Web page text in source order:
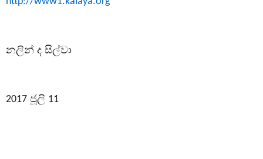
නලින් ද සිල්වා
2017 ජූලි 11